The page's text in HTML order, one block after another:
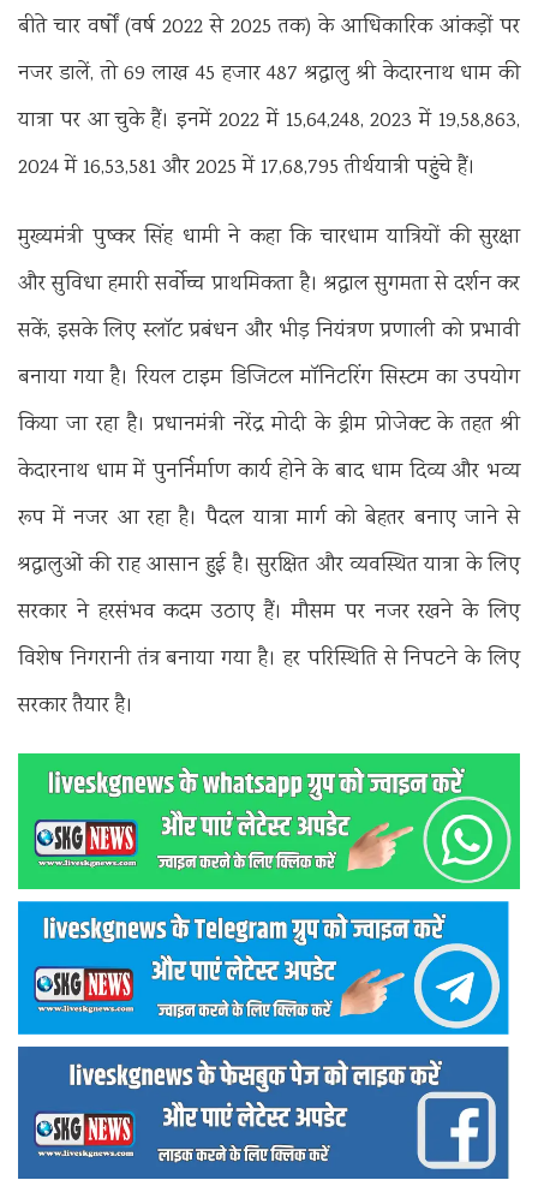
बीते चार वर्षों (वर्ष 2022 से 2025 तक) के आधिकारिक आंकड़ों पर
नजर डालें, तो 69 लाख 45 हजार 487 श्रद्धालु श्री केदारनाथ धाम की
यात्रा पर आ चुके हैं। इनमें 2022 में 15,64,248, 2023 में 19,58,863,
2024 में 16,53,581 और 2025 में 17,68,795 तीर्थयात्री पहुंचे हैं।
मुख्यमंत्री पुष्कर सिंह धामी ने कहा कि चारधाम यात्रियों की सुरक्षा
और सुविधा हमारी सर्वोच्च प्राथमिकता है। श्रद्धाल सुगमता से दर्शन कर
सकें, इसके लिए स्लॉट प्रबंधन और भीड़ नियंत्रण प्रणाली को प्रभावी
बनाया गया है। रियल टाइम डिजिटल मॉनिटरिंग सिस्टम का उपयोग
किया जा रहा है। प्रधानमंत्री नरेंद्र मोदी के ड्रीम प्रोजेक्ट के तहत श्री
केदारनाथ धाम में पुनर्निर्माण कार्य होने के बाद धाम दिव्य और भव्य
रूप में नजर आ रहा है। पैदल यात्रा मार्ग को बेहतर बनाए जाने से
श्रद्धालुओं की राह आसान हुई है। सुरक्षित और व्यवस्थित यात्रा के लिए
सरकार ने हरसंभव कदम उठाए हैं। मौसम पर नजर रखने के लिए
विशेष निगरानी तंत्र बनाया गया है। हर परिस्थिति से निपटने के लिए
सरकार तैयार है।